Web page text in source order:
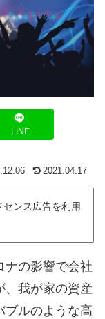
LINE
2021.04.17
ンス広告を利用
ナの影響で会社
、我が家の資産
ブルのような高